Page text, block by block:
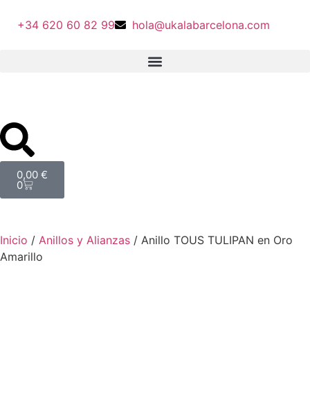
+34 620 60 82 99 hola@ukalabarcelona.com
0,00 €
0
Inicio / Anillos y Alianzas / Anillo TOUS TULIPAN en Oro
Amarillo